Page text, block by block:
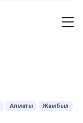
Алматы
Жамбыл